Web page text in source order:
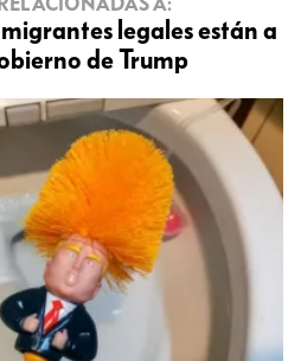
legales están a
de Trump